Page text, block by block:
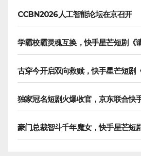
CCBN2026人工智能论坛在京召开